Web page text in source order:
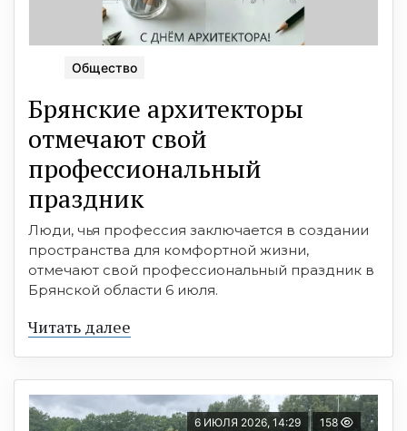
Общество
Брянские архитекторы
отмечают свой
профессиональный
праздник
Люди, чья профессия заключается в создании
пространства для комфортной жизни,
отмечают свой профессиональный праздник в
Брянской области 6 июля.
Читать далее
6 ИЮЛЯ 2026, 14:29 158